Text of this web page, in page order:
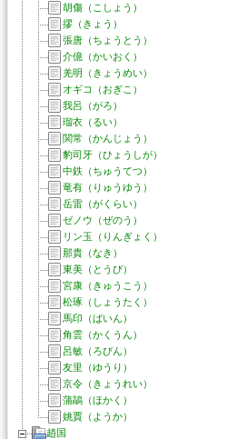
胡傷（こしょう）
摎（きょう）
張唐（ちょうとう）
介億（かいおく）
羌明（きょうめい）
オギコ（おぎこ）
我呂（がろ）
瑠衣（るい）
関常（かんじょう）
豹司牙（ひょうしが）
中鉄（ちゅうてつ）
竜有（りゅうゆう）
岳雷（がくらい）
ゼノウ（ぜのう）
リン玉（りんぎょく）
那貴（なき）
東美（とうび）
宮康（きゅうこう）
松琢（しょうたく）
馬印（ばいん）
角雲（かくうん）
呂敏（ろびん）
友里（ゆうり）
京令（きょうれい）
蒲鶮（ほかく）
姚賈（ようか）
趙国